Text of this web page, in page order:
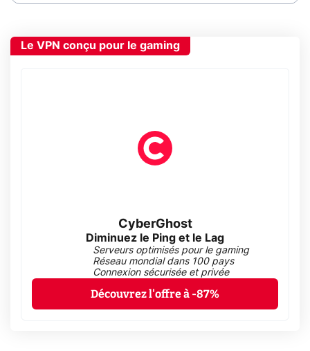
Le VPN conçu pour le gaming
CyberGhost
Diminuez le Ping et le Lag
Serveurs optimisés pour le gaming
Réseau mondial dans 100 pays
Connexion sécurisée et privée
Découvrez l'offre à -87%